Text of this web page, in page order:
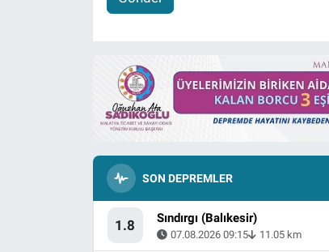
SON DEPREMLER
1.8 Sındırgı (Balıkesir)
07.08.2026 09:15 11.05 km